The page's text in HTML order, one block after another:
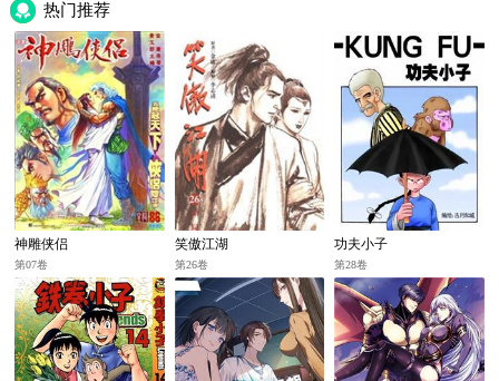
热门推荐
神雕侠侣
第07卷
笑傲江湖
第26卷
功夫小子
第28卷